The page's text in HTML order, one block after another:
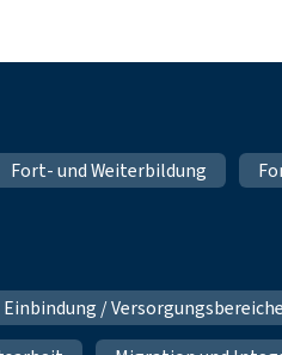
Fort- und Weiterbildung
/ Versorgungsbereiche